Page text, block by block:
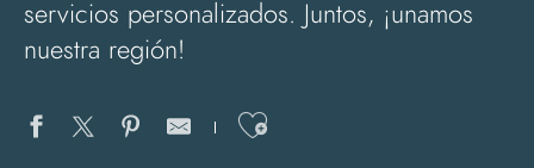
servicios personalizados. Juntos, ¡unamos
nuestra región!
Ajouter aux